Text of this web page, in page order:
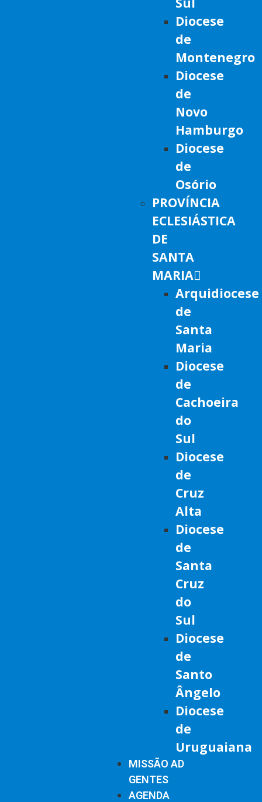
Diocese
de
Montenegro
Diocese
de
Novo
Hamburgo
Diocese
de
Osório
PROVÍNCIA
ECLESIÁSTICA
DE
SANTA
MARIA
Arquidiocese
de
Santa
Maria
Diocese
de
Cachoeira
do
Sul
Diocese
de
Cruz
Alta
Diocese
de
Santa
Cruz
do
Sul
Diocese
de
Santo
Ângelo
Diocese
de
Uruguaiana
MISSÃO AD
GENTES
AGENDA